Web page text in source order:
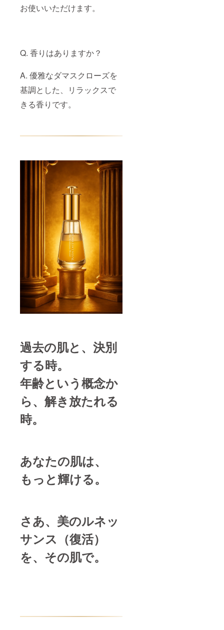
お使いいただけます。
Q. 香りはありますか？
A. 優雅なダマスクローズを
基調とした、リラックスで
きる香りです。
過去の肌と、決別
する時。
年齢という概念か
ら、解き放たれる
時。
あなたの肌は、
もっと輝ける。
さあ、美のルネッ
サンス（復活）
を、その肌で。